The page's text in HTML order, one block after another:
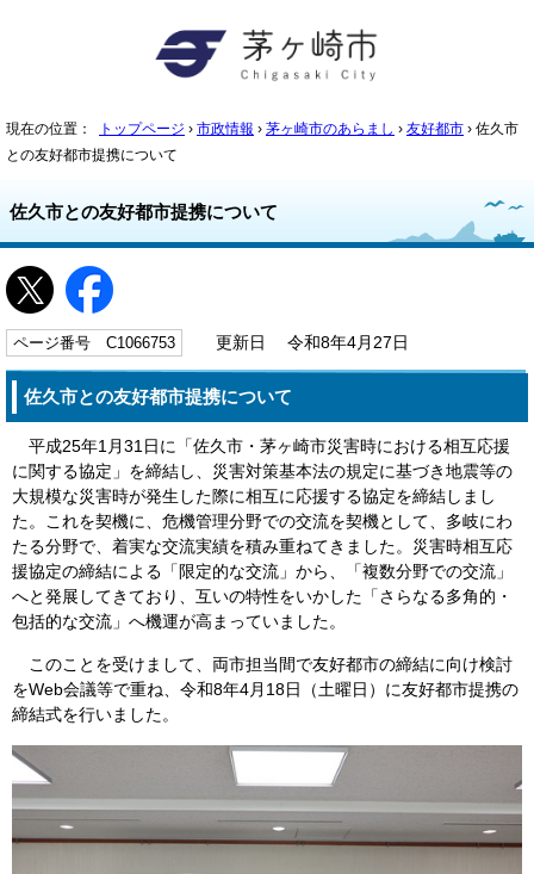
現在の位置： トップページ › 市政情報 › 茅ヶ崎市のあらまし › 友好都市 › 佐久市
との友好都市提携について
佐久市との友好都市提携について
ページ番号 C1066753 更新日 令和8年4月27日
佐久市との友好都市提携について
平成25年1月31日に「佐久市・茅ヶ崎市災害時における相互応援
に関する協定」を締結し、災害対策基本法の規定に基づき地震等の
大規模な災害時が発生した際に相互に応援する協定を締結しまし
た。これを契機に、危機管理分野での交流を契機として、多岐にわ
たる分野で、着実な交流実績を積み重ねてきました。災害時相互応
援協定の締結による「限定的な交流」から、「複数分野での交流」
へと発展してきており、互いの特性をいかした「さらなる多角的・
包括的な交流」へ機運が高まっていました。
このことを受けまして、両市担当間で友好都市の締結に向け検討
をWeb会議等で重ね、令和8年4月18日（土曜日）に友好都市提携の
締結式を行いました。